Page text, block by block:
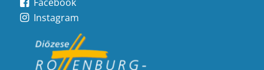
Instagram